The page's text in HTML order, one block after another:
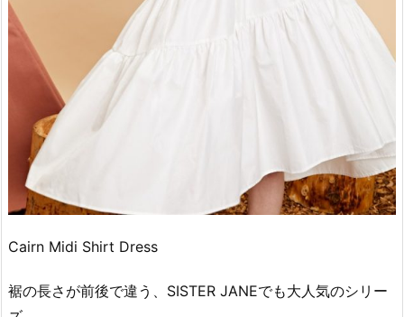
Cairn Midi Shirt Dress
裾の長さが前後で違う、SISTER JANEでも大人気のシリー